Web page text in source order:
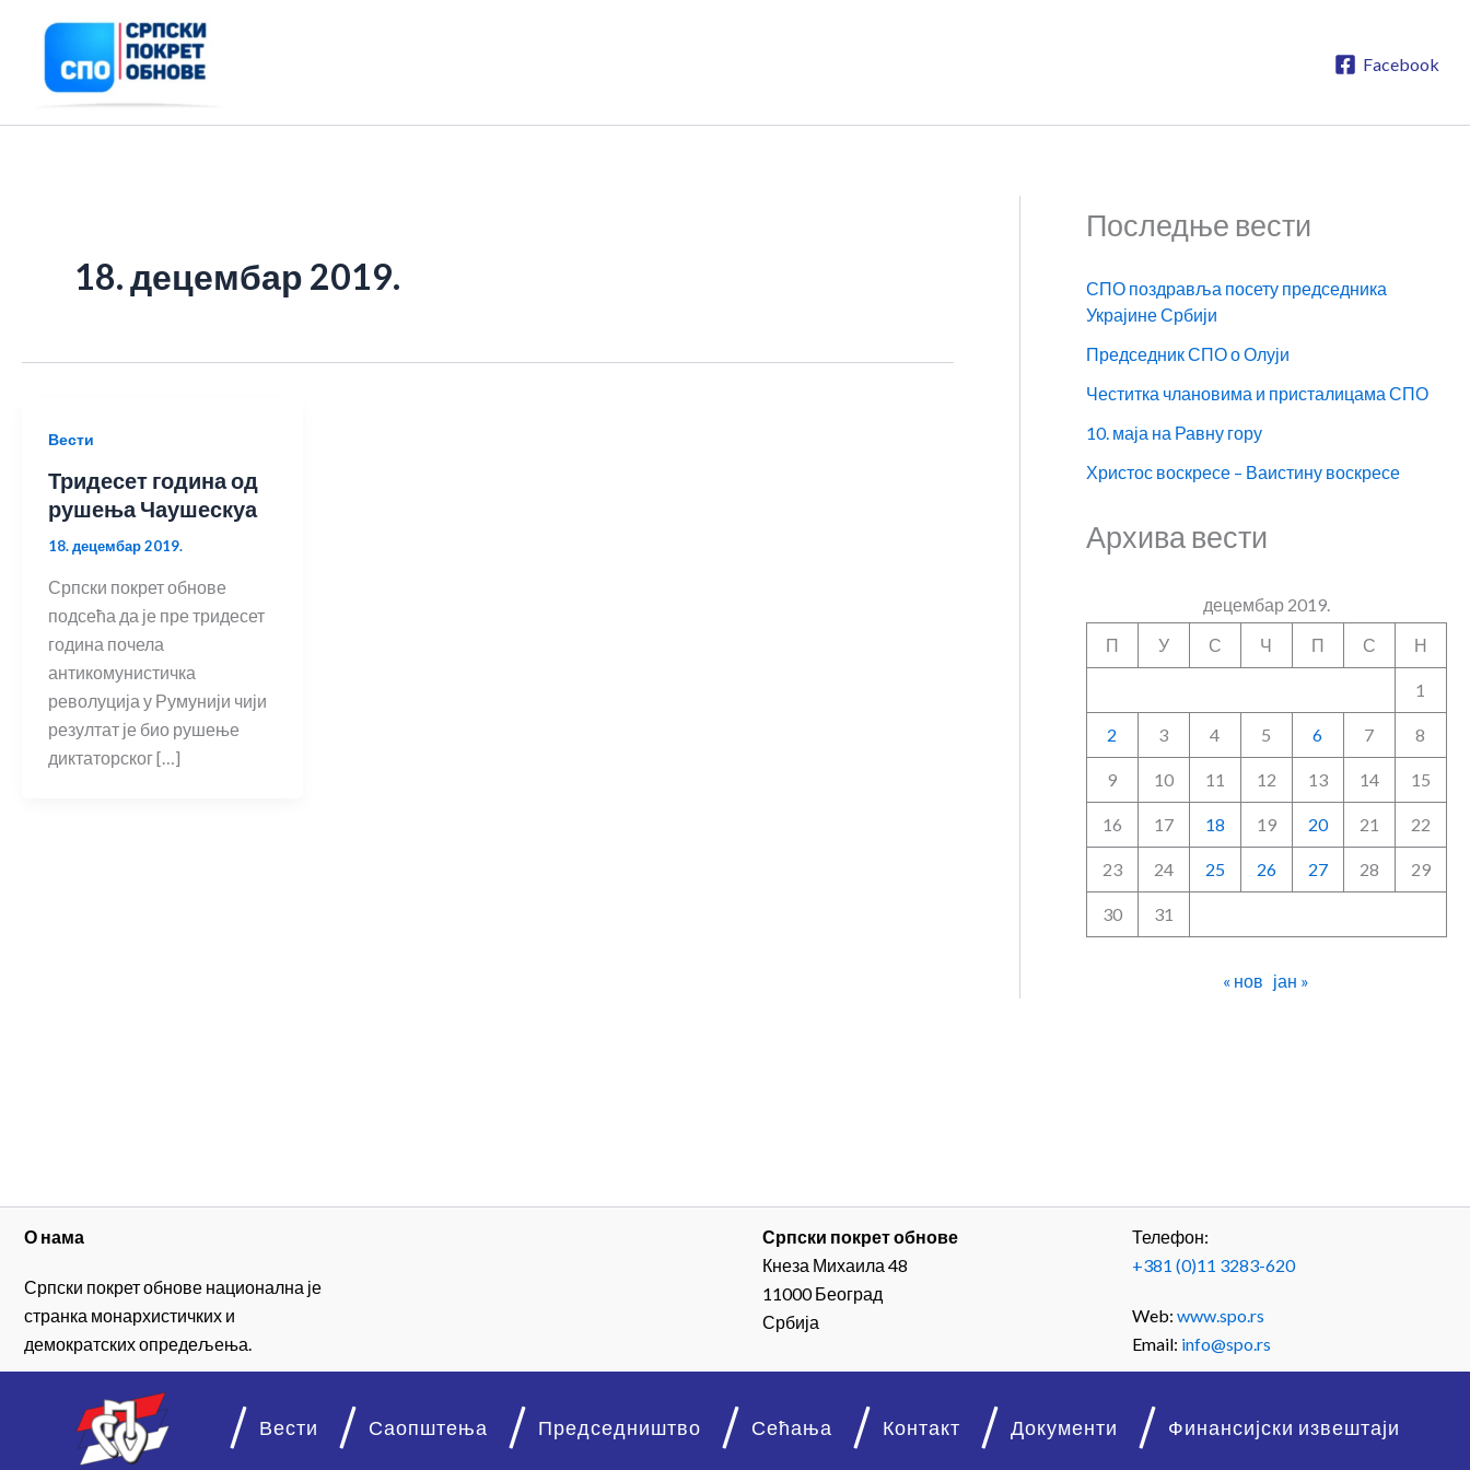
садржај
Facebook
Вести Саопштења Председништво Сећања Контакт Документи Финансијски извештаји
18. децембар 2019.
Вести
Тридесет година од
рушења Чаушескуа
18. децембар 2019.
Српски покрет обнове
подсећа да је пре тридесет
година почела
антикомунистичка
револуција у Румунији чији
резултат је био рушење
диктаторског […]
Последње вести
СПО поздравља посету председника
Украјине Србији
Председник СПО о Олуји
Честитка члановима и присталицама СПО
10. маја на Равну гору
Христос воскресе – Ваистину воскресе
Архива вести
децембар 2019.
П
У С Ч П С Н
1
2 3 4 5 6 7 8
9 10 11 12 13 14 15
16 17 18 19 20 21 22
23 24 25 26 27 28 29
30 31
« нов јан »
О нама
Српски покрет обнове национална је
странка монархистичких и
демократских опредељења.
Српски покрет обнове
Кнеза Михаила 48
11000 Београд
Србија
Телефон:
+381 (0)11 3283-620
Web: www.spo.rs
Email: info@spo.rs
© 2026. Српски покрет обнове